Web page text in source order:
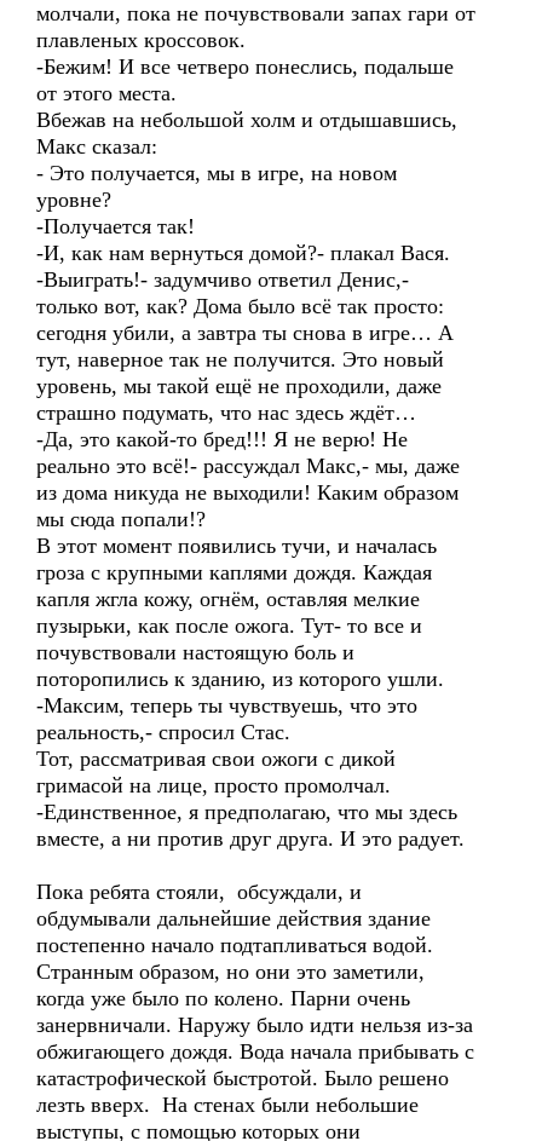
молчали, пока не почувствовали запах гари от
плавленых кроссовок.
-Бежим! И все четверо понеслись, подальше
от этого места.
Вбежав на небольшой холм и отдышавшись,
Макс сказал:
- Это получается, мы в игре, на новом
уровне?
-Получается так!
-И, как нам вернуться домой?- плакал Вася.
-Выиграть!- задумчиво ответил Денис,-
только вот, как? Дома было всё так просто:
сегодня убили, а завтра ты снова в игре… А
тут, наверное так не получится. Это новый
уровень, мы такой ещё не проходили, даже
страшно подумать, что нас здесь ждёт…
-Да, это какой-то бред!!! Я не верю! Не
реально это всё!- рассуждал Макс,- мы, даже
из дома никуда не выходили! Каким образом
мы сюда попали!?
В этот момент появились тучи, и началась
гроза с крупными каплями дождя. Каждая
капля жгла кожу, огнём, оставляя мелкие
пузырьки, как после ожога. Тут- то все и
почувствовали настоящую боль и
поторопились к зданию, из которого ушли.
-Максим, теперь ты чувствуешь, что это
реальность,- спросил Стас.
Тот, рассматривая свои ожоги с дикой
гримасой на лице, просто промолчал.
-Единственное, я предполагаю, что мы здесь
вместе, а ни против друг друга. И это радует.
Пока ребята стояли, обсуждали, и
обдумывали дальнейшие действия здание
постепенно начало подтапливаться водой.
Странным образом, но они это заметили,
когда уже было по колено. Парни очень
занервничали. Наружу было идти нельзя из-за
обжигающего дождя. Вода начала прибывать с
катастрофической быстротой. Было решено
лезть вверх. На стенах были небольшие
выступы, с помощью которых они